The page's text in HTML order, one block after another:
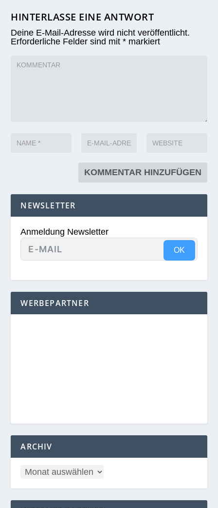
HINTERLASSE EINE ANTWORT
Deine E-Mail-Adresse wird nicht veröffentlicht.
Erforderliche Felder sind mit* markiert
NEWSLETTER
Anmeldung Newsletter
OK
WERBEPARTNER
ARCHIV